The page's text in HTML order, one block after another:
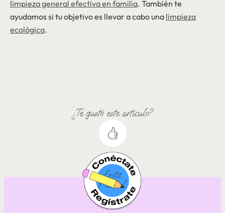
limpieza general efectiva en familia. También te
ayudamos si tu objetivo es llevar a cabo una limpieza
ecológica.
¿Te gustó este artículo?